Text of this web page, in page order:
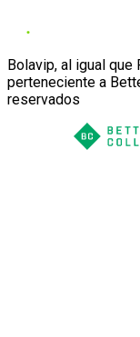
Bolavip, al igual que
perteneciente a
reservados